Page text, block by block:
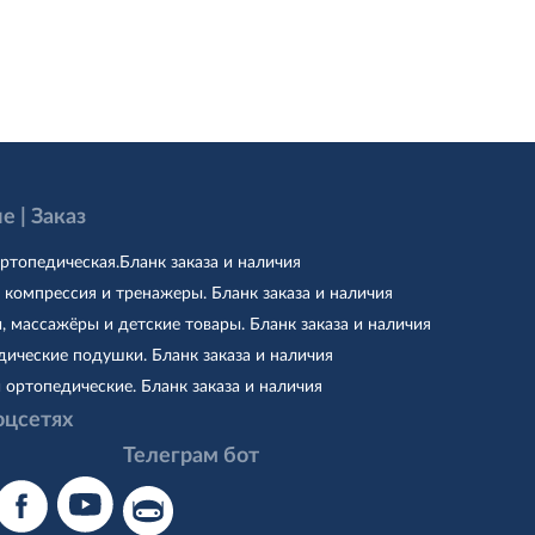
| Заказ
заказа и наличия
и тренажеры. Бланк заказа и наличия
массажёры и детские товары. Бланк заказа и наличия
подушки. Бланк заказа и наличия
ортопедические. Бланк заказа и наличия
Телеграм бот